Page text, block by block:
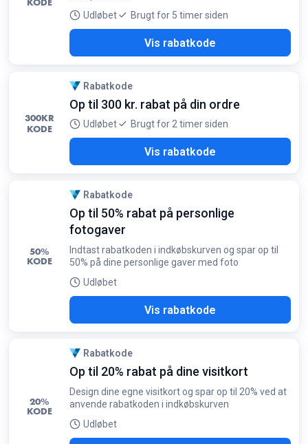
Udløbet
Brugt for 5 timer siden
Vis rabatkode
300KR
KODE
Rabatkode
Op til 300 kr. rabat på din ordre
Udløbet Brugt for 2 timer siden
Vis rabatkode
50%
KODE
Rabatkode
Op til 50% rabat på personlige
fotogaver
Indtast rabatkoden i indkøbskurven og spar op til
50% på dine personlige gaver med foto
Udløbet
Vis rabatkode
20%
KODE
Rabatkode
Op til 20% rabat på dine visitkort
Design dine egne visitkort og spar op til 20% ved at
anvende rabatkoden i indkøbskurven
Udløbet